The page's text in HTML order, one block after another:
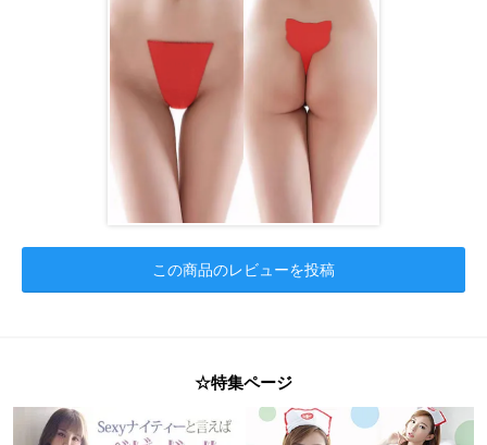
この商品のレビューを投稿
☆特集ページ